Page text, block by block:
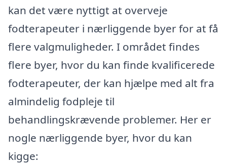
kan det være nyttigt at overveje
fodterapeuter i nærliggende byer for at få
flere valgmuligheder. I området findes
flere byer, hvor du kan finde kvalificerede
fodterapeuter, der kan hjælpe med alt fra
almindelig fodpleje til
behandlingskrævende problemer. Her er
nogle nærliggende byer, hvor du kan
kigge: